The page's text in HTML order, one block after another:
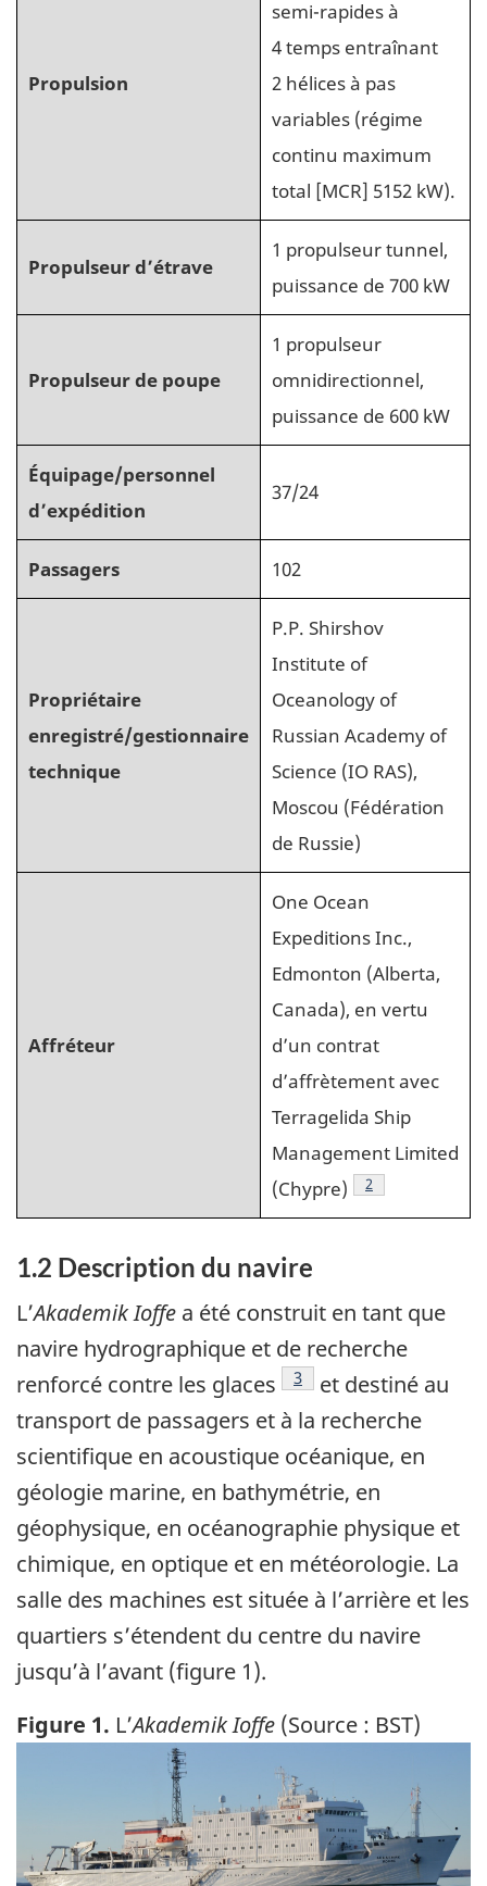
Propulsion
semi-rapides à
4 temps entraînant
2 hélices à pas
variables (régime
continu maximum
total [MCR] 5152 kW).
Propulseur d’étrave
1 propulseur tunnel,
puissance de 700 kW
Propulseur de poupe
1 propulseur
omnidirectionnel,
puissance de 600 kW
Équipage/personnel
d’expédition
37/24
Passagers 102
Propriétaire
enregistré/gestionnaire
technique
P.P. Shirshov
Institute of
Oceanology of
Russian Academy of
Science (IO RAS),
Moscou (Fédération
de Russie)
Affréteur
One Ocean
Expeditions Inc.,
Edmonton (Alberta,
Canada), en vertu
d’un contrat
d’affrètement avec
Terragelida Ship
Management Limited
(Chypre)
Note de bas de
2
1.2 Description du navire
L’Akademik Ioffe a été construit en tant que
navire hydrographique et de recherche
renforcé contre les glaces
Note de bas de page
3
et destiné au
transport de passagers et à la recherche
scientifique en acoustique océanique, en
géologie marine, en bathymétrie, en
géophysique, en océanographie physique et
chimique, en optique et en météorologie. La
salle des machines est située à l’arrière et les
quartiers s’étendent du centre du navire
jusqu’à l’avant (figure 1).
Figure 1. L’Akademik Ioffe (Source : BST)